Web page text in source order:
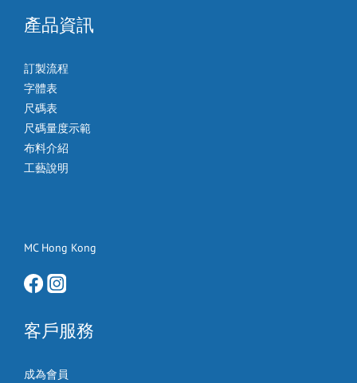
產品資訊
訂製流程
字體表
尺碼表
尺碼量度示範
布料介紹
工藝說明
MC Hong Kong
客戶服務
成為會員